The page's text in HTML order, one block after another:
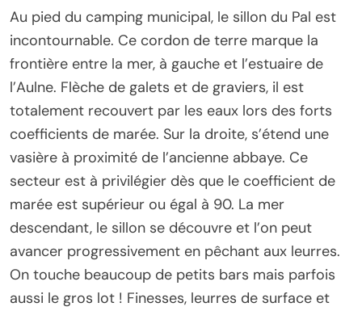
Au pied du camping municipal, le sillon du Pal est
incontournable. Ce cordon de terre marque la
frontière entre la mer, à gauche et l’estuaire de
l’Aulne. Flèche de galets et de graviers, il est
totalement recouvert par les eaux lors des forts
coefficients de marée. Sur la droite, s’étend une
vasière à proximité de l’ancienne abbaye. Ce
secteur est à privilégier dès que le coefficient de
marée est supérieur ou égal à 90. La mer
descendant, le sillon se découvre et l’on peut
avancer progressivement en pêchant aux leurres.
On touche beaucoup de petits bars mais parfois
aussi le gros lot ! Finesses, leurres de surface et